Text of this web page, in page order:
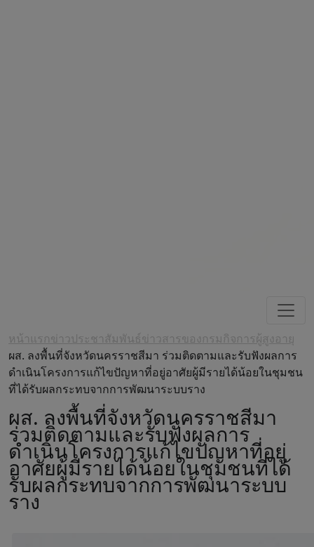
หน้าแรกข่าวประชาสัมพันธ์ข่าวสารของกรมกิจการผู้สูงอายุ
ผส. ลงพื้นที่จังหวัดนครราชสีมา ร่วมติดตามและรับฟังผลการ
ดำเนินโครงการแก้ไขปัญหาที่อยู่อาศัยผู้มีรายได้น้อยในชุมชน
ที่ได้รับผลกระทบจากการพัฒนาระบบราง
ผส. ลงพื้นที่จังหวัดนครราชสีมา
ร่วมติดตามและรับฟังผลการ
ดำเนินโครงการแก้ไขปัญหาที่อยู่
อาศัยผู้มีรายได้น้อยในชุมชนที่ได้
รับผลกระทบจากการพัฒนาระบบ
ราง